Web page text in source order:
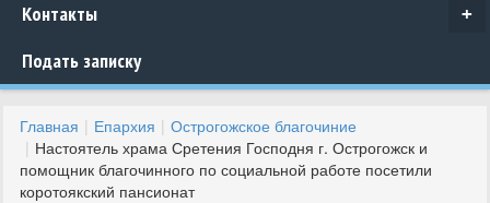
+
Контакты
Подать записку
Главная Епархия
Острогожское благочиние
Настоятель храма Сретения Господня г. Острогожск и
помощник благочинного по социальной работе посетили
коротоякский пансионат